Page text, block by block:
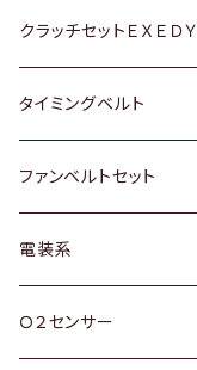
マツダ
三菱
スバル
日野
アストロ（シボレー）
クライスラー
日産
ダイハツ
マツダ
三菱
スバル
日産
ホンダ
マツダ
ホンダ
スズキ
ダイハツ
マツダ
三菱
クラッチセットＥＸＥＤＹ
ホンダ
スズキ
日産
ダイハツ
タイミングベルト
トヨタ
スズキ
ダイハツ
ファンベルトセット
トヨタ
ホンダ
電装系
Ｏ２センサー